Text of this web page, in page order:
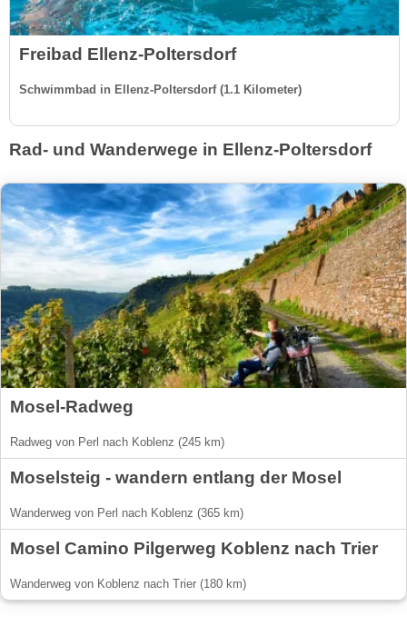
Freibad Ellenz-Poltersdorf
Schwimmbad in Ellenz-Poltersdorf (1.1 Kilometer)
Rad- und Wanderwege in Ellenz-Poltersdorf
Mosel-Radweg
Radweg von Perl nach Koblenz (245 km)
Moselsteig - wandern entlang der Mosel
Wanderweg von Perl nach Koblenz (365 km)
Mosel Camino Pilgerweg Koblenz nach Trier
Wanderweg von Koblenz nach Trier (180 km)